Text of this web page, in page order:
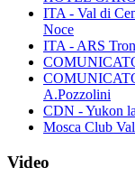
ITA - Val di
Noce
ITA - ARS
A.Pozzolini
CDN - Yukon
Mosca Club
Video